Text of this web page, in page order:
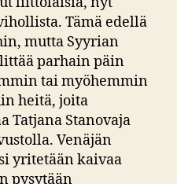
Tämä edellä
mutta Syyrian
parhain päin
tai myöhemmin
heitä, joita
Tatjana Stanovaja
Venäjän
yritetään kaivaa
pysytään